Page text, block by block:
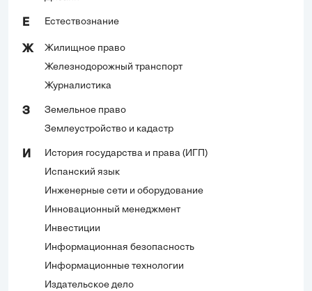
Е Естествознание
Ж
Жилищное право
Железнодорожный транспорт
Журналистика
З
Земельное право
Землеустройство и кадастр
И
История государства и права (ИГП)
Испанский язык
Инженерные сети и оборудование
Инновационный менеджмент
Инвестиции
Информационная безопасность
Информационные технологии
Издательское дело